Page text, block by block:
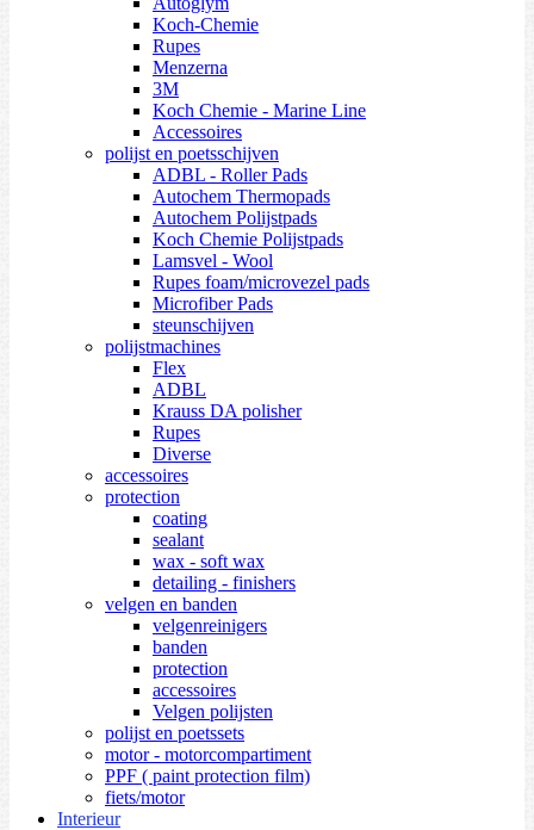
Koch-Chemie
Rupes
Menzerna
3M
Koch Chemie - Marine Line
Accessoires
polijst en poetsschijven
ADBL - Roller Pads
Autochem Thermopads
Autochem Polijstpads
Koch Chemie Polijstpads
Lamsvel - Wool
Rupes foam/microvezel pads
Microfiber Pads
steunschijven
polijstmachines
Flex
ADBL
Krauss DA polisher
Rupes
Diverse
accessoires
protection
coating
sealant
wax - soft wax
detailing - finishers
velgen en banden
velgenreinigers
banden
protection
accessoires
Velgen polijsten
polijst en poetssets
motor - motorcompartiment
PPF ( paint protection film)
fiets/motor
Interieur